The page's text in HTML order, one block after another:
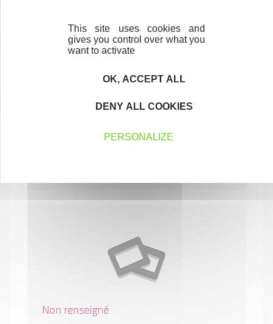
Non renseigné
Non renseigné
This site uses cookies and
gives you control over what you
want to activate
OK, ACCEPT ALL
DENY ALL COOKIES
PERSONALIZE